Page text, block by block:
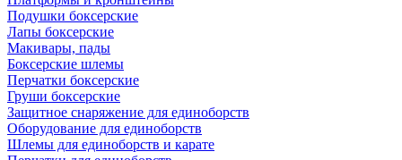
Подушки боксерские
Лапы боксерские
Макивары, пады
Боксерские шлемы
Перчатки боксерские
Груши боксерские
Защитное снаряжение для единоборств
Оборудование для единоборств
Шлемы для единоборств и карате